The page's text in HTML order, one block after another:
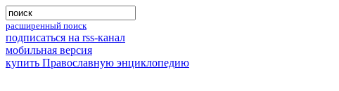
расширенный поиск
подписаться на rss-канал
мобильная версия
купить Православную энциклопедию